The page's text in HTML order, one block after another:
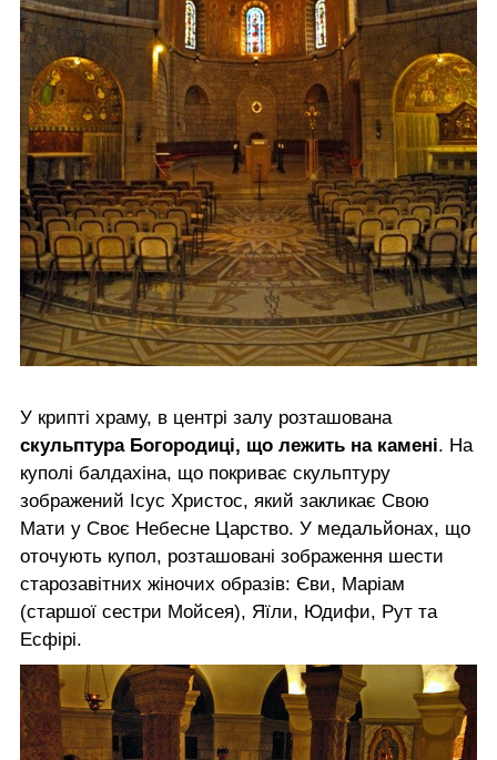
У крипті храму, в центрі залу розташована
скульптура Богородиці, що лежить на камені. На
куполі балдахіна, що покриває скульптуру
зображений Ісус Христос, який закликає Свою
Мати у Своє Небесне Царство. У медальйонах, що
оточують купол, розташовані зображення шести
старозавітних жіночих образів: Єви, Маріам
(старшої сестри Мойсея), Яїли, Юдифи, Рут та
Есфірі.